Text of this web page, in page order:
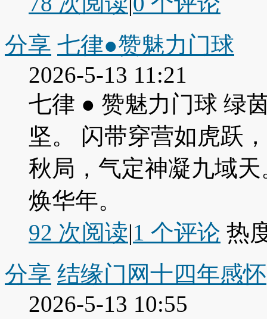
分享 七律●赞魅力门球
2026-5-13 11:21
七律 ● 赞魅力门球 绿
坚。 闪带穿营如虎跃
秋局，气定神凝九域
焕华年。
92 次阅读|1 个评论 热
分享 结缘门网十四年感怀
2026-5-13 10:55